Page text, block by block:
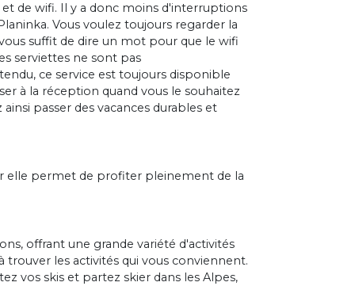
de wifi. Il y a donc moins d'interruptions
Vous voulez toujours regarder la
suffit de dire un mot pour que le wifi
serviettes ne sont pas
ce service est toujours disponible
à la réception quand vous le souhaitez
passer des vacances durables et
elle permet de profiter pleinement de la
offrant une grande variété d'activités
trouver les activités qui vous conviennent.
vos skis et partez skier dans les Alpes,